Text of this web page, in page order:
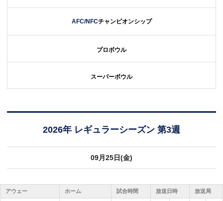
AFC/NFCチャンピオンシップ
プロボウル
スーパーボウル
2026年 レギュラーシーズン 第3週
09月25日(金)
アウェー ホーム 試合時間 放送日時 放送局